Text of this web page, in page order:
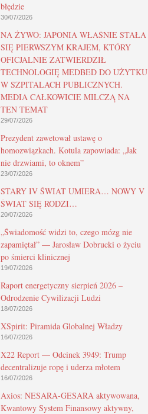
błędzie
30/07/2026
NA ŻYWO: JAPONIA WŁAŚNIE STAŁA
SIĘ PIERWSZYM KRAJEM, KTÓRY
OFICJALNIE ZATWIERDZIŁ
TECHNOLOGIĘ MEDBED DO UŻYTKU
W SZPITALACH PUBLICZNYCH.
MEDIA CAŁKOWICIE MILCZĄ NA
TEN TEMAT
29/07/2026
Prezydent zawetował ustawę o
homozwiązkach. Kotula zapowiada: „Jak
nie drzwiami, to oknem”
23/07/2026
STARY IV ŚWIAT UMIERA… NOWY V
ŚWIAT SIĘ RODZI…
20/07/2026
„Świadomość widzi to, czego mózg nie
zapamiętał” — Jarosław Dobrucki o życiu
po śmierci klinicznej
19/07/2026
Raport energetyczny sierpień 2026 –
Odrodzenie Cywilizacji Ludzi
18/07/2026
XSpirit: Piramida Globalnej Władzy
16/07/2026
X22 Report — Odcinek 3949: Trump
decentralizuje ropę i uderza młotem
16/07/2026
Axios: NESARA-GESARA aktywowana,
Kwantowy System Finansowy aktywny,